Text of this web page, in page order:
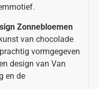
Zonnebloemen
van chocolade
vormgegeven
design van Van
en de